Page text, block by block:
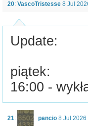
20: VascoTristesse 8 Jul
Update:
piątek:
16:00 -
21: pancio 8 Jul 2026